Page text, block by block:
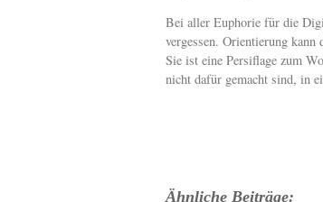
Bei aller Euphorie für die
vergessen. Orientierung kann
Sie ist eine Persiflage zum
nicht dafür gemacht sind, in
Ähnliche Beiträge: